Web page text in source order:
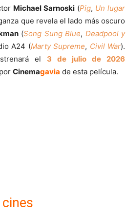
Michael Sarnoski (Pig, Un lugar
que revela el lado más oscuro
(Song Sung Blue, Deadpool y
A24 (Marty Supreme, Civil War).
el 3 de julio de 2026
Cinemagavia de esta película.